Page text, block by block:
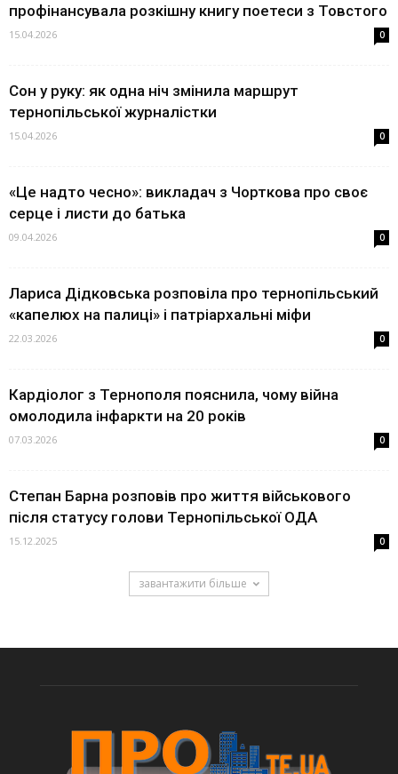
профінансувала розкішну книгу поетеси з Товстого
15.04.2026 0
Сон у руку: як одна ніч змінила маршрут
тернопільської журналістки
15.04.2026 0
«Це надто чесно»: викладач з Чорткова про своє
серце і листи до батька
09.04.2026 0
Лариса Дідковська розповіла про тернопільський
«капелюх на палиці» і патріархальні міфи
22.03.2026 0
Кардіолог з Тернополя пояснила, чому війна
омолодила інфаркти на 20 років
07.03.2026 0
Степан Барна розповів про життя військового
після статусу голови Тернопільської ОДА
15.12.2025 0
завантажити більше